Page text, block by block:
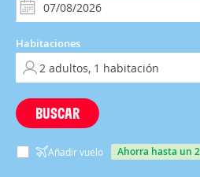
Habitaciones
BUSCAR
Añadir vuelo ahorra hasta un